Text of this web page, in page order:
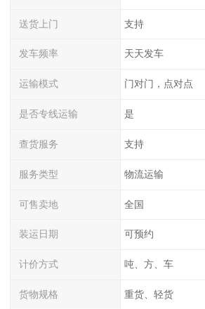
送货上门 支持
发车频率 天天发车
运输模式 门对门，点对点
是否专线运输 是
查货服务 支持
服务类型 物流运输
可售卖地 全国
装运日期 可预约
计价方式 吨、方、车
货物规格 重货、轻货